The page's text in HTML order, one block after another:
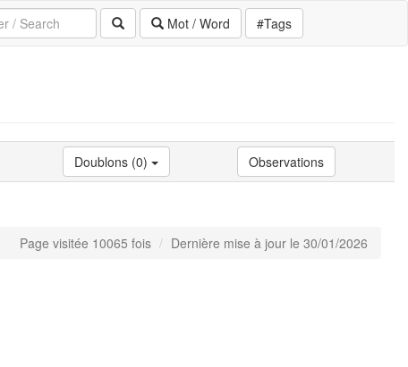
Mot / Word #Tags
Doublons (0)
Observations
Page visitée 10065 fois Dernière mise à jour le 30/01/2026